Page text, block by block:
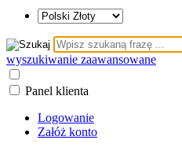
wyszukiwanie zaawansowane
Panel klienta
Logowanie
Załóż konto